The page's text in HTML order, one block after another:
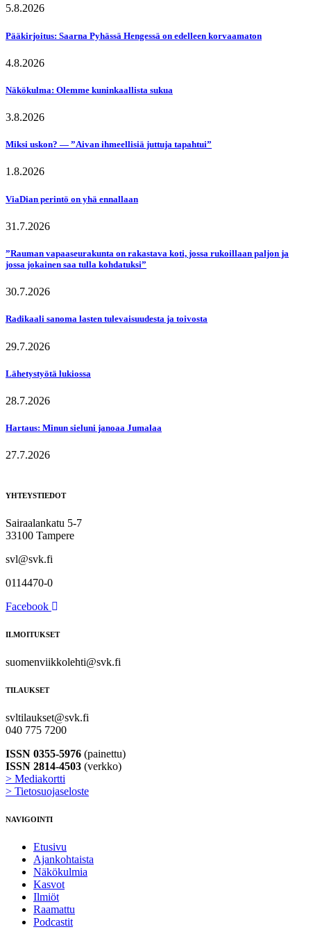
5.8.2026
Pääkirjoitus: Saarna Pyhässä Hengessä on edelleen korvaamaton
4.8.2026
Näkökulma: Olemme kuninkaallista sukua
3.8.2026
Miksi uskon? — ”Aivan ihmeellisiä juttuja tapahtui”
1.8.2026
ViaDian perintö on yhä ennallaan
31.7.2026
”Rauman vapaaseurakunta on rakastava koti, jossa rukoillaan paljon ja
jossa jokainen saa tulla kohdatuksi”
30.7.2026
Radikaali sanoma lasten tulevaisuudesta ja toivosta
29.7.2026
Lähetystyötä lukiossa
28.7.2026
Hartaus: Minun sieluni janoaa Jumalaa
27.7.2026
YHTEYSTIEDOT
Sairaalankatu 5-7
33100 Tampere
svl@svk.fi
0114470-0
Facebook
ILMOITUKSET
suomenviikkolehti@svk.fi
TILAUKSET
svltilaukset@svk.fi
040 775 7200
ISSN 0355-5976 (painettu)
ISSN 2814-4503 (verkko)
> Mediakortti
> Tietosuojaseloste
NAVIGOINTI
Etusivu
Ajankohtaista
Näkökulmia
Kasvot
Ilmiöt
Raamattu
Podcastit